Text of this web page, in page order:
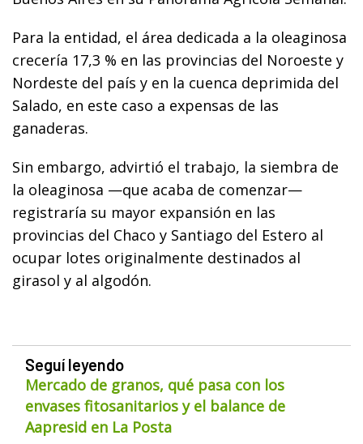
Para la entidad, el área dedicada a la oleaginosa
crecería 17,3 % en las provincias del Noroeste y
Nordeste del país y en la cuenca deprimida del
Salado, en este caso a expensas de las
ganaderas.
Sin embargo, advirtió el trabajo, la siembra de
la oleaginosa —que acaba de comenzar—
registraría su mayor expansión en las
provincias del Chaco y Santiago del Estero al
ocupar lotes originalmente destinados al
girasol y al algodón.
Seguí leyendo
Mercado de granos, qué pasa con los
envases fitosanitarios y el balance de
Aapresid en La Posta